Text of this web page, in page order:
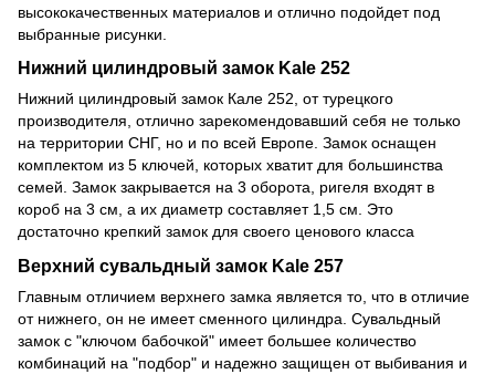
высококачественных материалов и отлично подойдет под
выбранные рисунки.
Нижний цилиндровый замок Kale 252
Нижний цилиндровый замок Кале 252, от турецкого
производителя, отлично зарекомендовавший себя не только
на территории СНГ, но и по всей Европе. Замок оснащен
комплектом из 5 ключей, которых хватит для большинства
семей. Замок закрывается на 3 оборота, ригеля входят в
короб на 3 см, а их диаметр составляет 1,5 см. Это
достаточно крепкий замок для своего ценового класса
Верхний сувальдный замок Kale 257
Главным отличием верхнего замка является то, что в отличие
от нижнего, он не имеет сменного цилиндра. Сувальдный
замок с "ключом бабочкой" имеет большее количество
комбинаций на "подбор" и надежно защищен от выбивания и